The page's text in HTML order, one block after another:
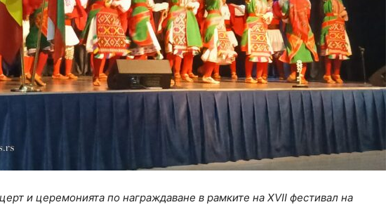
и церемонията по награждаване в рамките на XVII фестивал на